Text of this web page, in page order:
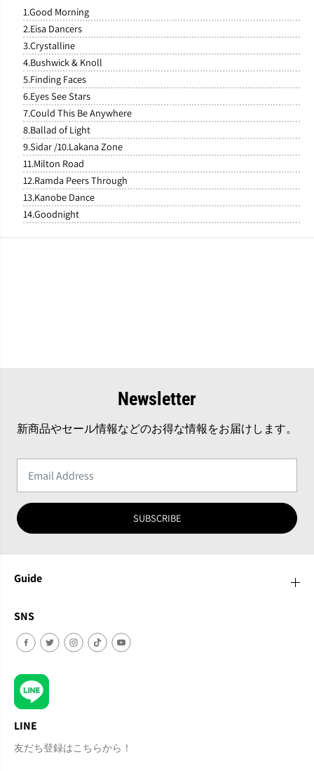
1.Good Morning
2.Eisa Dancers
3.Crystalline
4.Bushwick & Knoll
5.Finding Faces
6.Eyes See Stars
7.Could This Be Anywhere
8.Ballad of Light
9.Sidar /10.Lakana Zone
11.Milton Road
12.Ramda Peers Through
13.Kanobe Dance
14.Goodnight
Newsletter
新商品やセール情報などのお得な情報をお届けします。
SUBSCRIBE
Guide
SNS
LINE
友だち登録はこちらから！